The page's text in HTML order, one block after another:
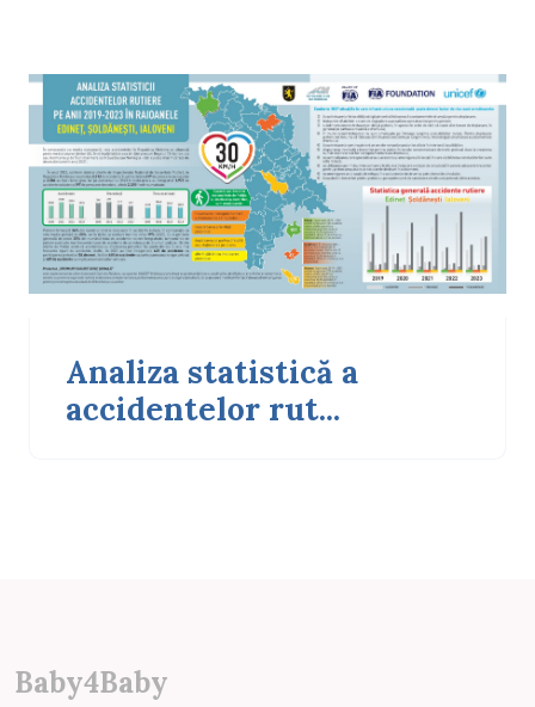
Analiza statistică a
accidentelor rut...
Baby4Baby